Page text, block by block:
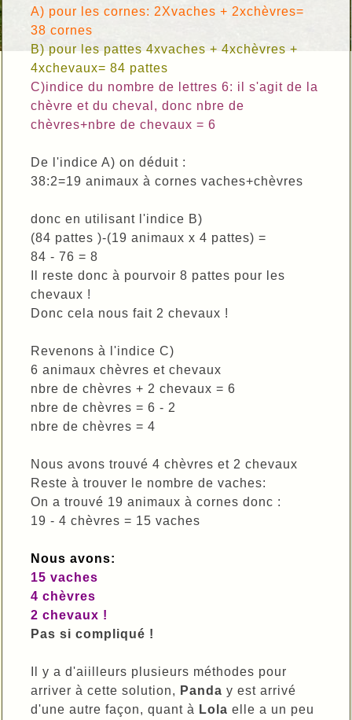
A) pour les cornes: 2Xvaches + 2xchèvres=
38 cornes
B) pour les pattes 4xvaches + 4xchèvres +
4xchevaux= 84 pattes
C)indice du nombre de lettres 6: il s'agit de la
chèvre et du cheval, donc nbre de
chèvres+nbre de chevaux = 6
De l'indice A) on déduit :
38:2=19 animaux à cornes vaches+chèvres
donc en utilisant l'indice B)
(84 pattes )-(19 animaux x 4 pattes) =
84 - 76 = 8
Il reste donc à pourvoir 8 pattes pour les
chevaux !
Donc cela nous fait 2 chevaux !
Revenons à l'indice C)
6 animaux chèvres et chevaux
nbre de chèvres + 2 chevaux = 6
nbre de chèvres = 6 - 2
nbre de chèvres = 4
Nous avons trouvé 4 chèvres et 2 chevaux
Reste à trouver le nombre de vaches:
On a trouvé 19 animaux à cornes donc :
19 - 4 chèvres = 15 vaches
Nous avons:
15 vaches
4 chèvres
2 chevaux !
Pas si compliqué !
Il y a d'aiilleurs plusieurs méthodes pour
arriver à cette solution, Panda y est arrivé
d'une autre façon, quant à Lola elle a un peu